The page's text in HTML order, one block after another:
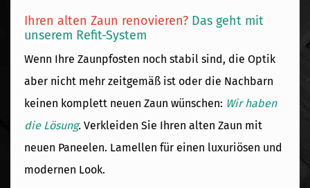
Ihren alten Zaun renovieren? Das geht mit
unserem Refit-System
Wenn Ihre Zaunpfosten noch stabil sind, die Optik
aber nicht mehr zeitgemäß ist oder die Nachbarn
keinen komplett neuen Zaun wünschen: Wir haben
die Lösung. Verkleiden Sie Ihren alten Zaun mit
neuen Paneelen. Lamellen für einen luxuriösen und
modernen Look.